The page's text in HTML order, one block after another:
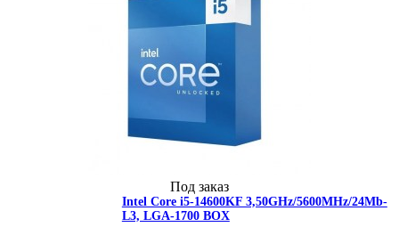
Под заказ
Intel Core i5-14600KF 3,50GHz/5600MHz/24Mb-
L3, LGA-1700 BOX